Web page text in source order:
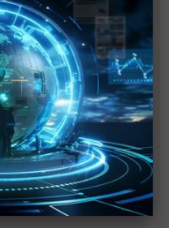
星能否翻身
通、聯發科重回三強
傳三星Exynos 2500
2500規格